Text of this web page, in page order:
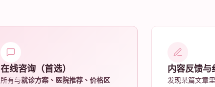
在线咨询（首选）
所有与就诊方案、医院推荐、价格区
内容反馈与
发现某篇文章